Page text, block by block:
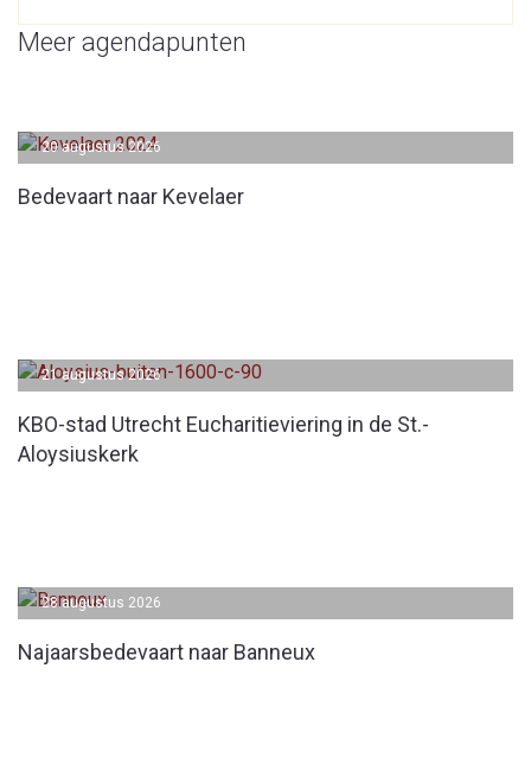
Meer agendapunten
Bedevaart naar Kevelaer
20 augustus 2026
KBO-stad Utrecht Eucharitieviering in de St.-
Aloysiuskerk
21 augustus 2026
Najaarsbedevaart naar Banneux
28 augustus 2026